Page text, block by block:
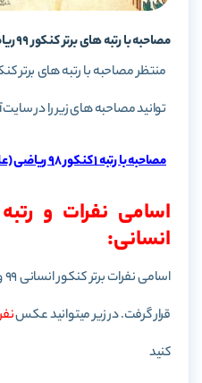
مصاحبه با رتبه های برتر کنکور 99 ریاضی:
توانید مصاحبه های زیر را در
مصاحبه با رتبه 1 کنکور 98 ریاضی (علیرضا سخایی راد)
انسانی:
قرار گرفت. در زیر میتوانید عکس
کنید